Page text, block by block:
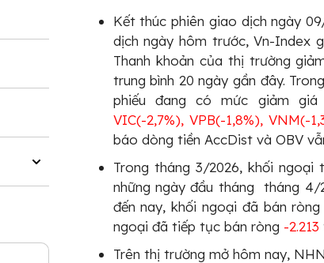
Kết thúc phiên giao dịch ngày
dịch ngày hôm trước, Vn-Index
Thanh khoản của thị trường
trung bình 20 ngày gần đây.
phiếu đang có mức giảm giá
VIC(-2,7%), VPB(-1,8%), VNM(-
báo dòng tiền AccDist và OBV
Trong tháng 3/2026, khối
những ngày đầu tháng tháng
đến nay, khối ngoại đã bán
ngoại đã tiếp tục bán ròng -2.213
Trên thị trường mở hôm nay,